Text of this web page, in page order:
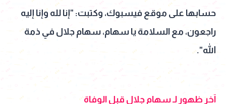
حسابها على موقع فيسبوك، وكتبت: "إنا لله وإنا إليه
راجعون، مع السلامة يا سهام، سهام جلال في ذمة
الله".
آخر ظهور لـ سهام جلال قبل الوفاة